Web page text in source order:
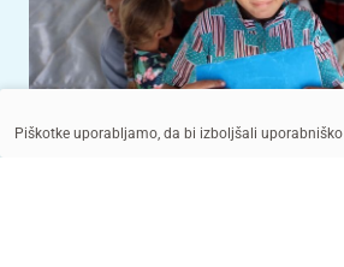
Piškotke uporabljamo, da bi izboljšali